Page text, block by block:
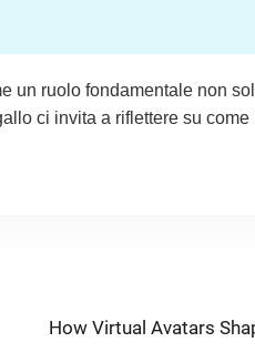
un ruolo fondamentale non
ci invita a riflettere su
Next
How Virtual Avatars